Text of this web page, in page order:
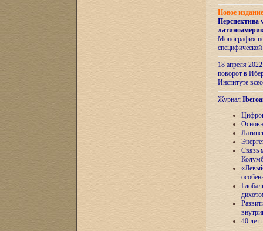
Новое
Перспектива
Монография
18 апреля
поворот в
Институте
Журнал
Связь
40 лет